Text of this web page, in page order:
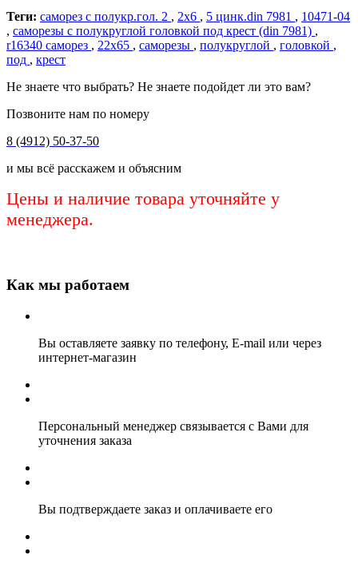
Теги: саморез с полукр.гол. 2 , 2х6 , 5 цинк.din 7981 , 10471-04
, саморезы с полукруглой головкой под крест (din 7981) ,
r16340 саморез , 22х65 , саморезы , полукруглой , головкой ,
под , крест
Не знаете что выбрать? Не знаете подойдет ли это вам?
Позвоните нам по номеру
8 (4912) 50-37-50
и мы всё расскажем и объясним
Цены и наличие товара уточняйте у
менеджера.
Как мы работаем
Вы оставляете заявку по телефону, E-mail или через
интернет-магазин
Персональный менеджер связывается с Вами для
уточнения заказа
Вы подтверждаете заказ и оплачиваете его